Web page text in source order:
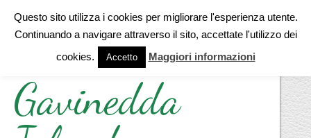
Gavinedda
Questo sito utilizza i cookies per migliorare l'esperienza utente.
Continuando a navigare attraverso il sito, accettate l'utilizzo dei
cookies.
Accetto Maggiori informazioni